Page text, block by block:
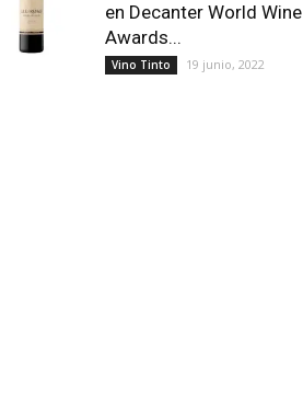
en Decanter World Wine
Awards...
Vino Tinto 19 junio, 2022